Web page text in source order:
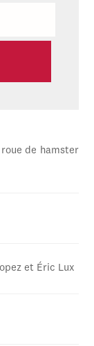
de hamster
et Éric Lux